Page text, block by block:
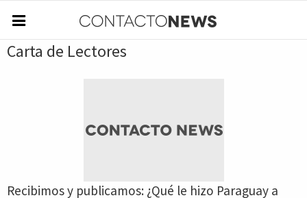
Carta de Lectores
Recibimos y publicamos: ¿Qué le hizo Paraguay a